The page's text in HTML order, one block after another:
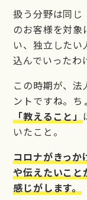
扱う分野は同じ
のお客様を対象
い、独立したい
込んでいったわ
この時期が、
ントですね。
「教えること」
いたこと。
コロナがきっか
や伝えたいこと
感じがします。